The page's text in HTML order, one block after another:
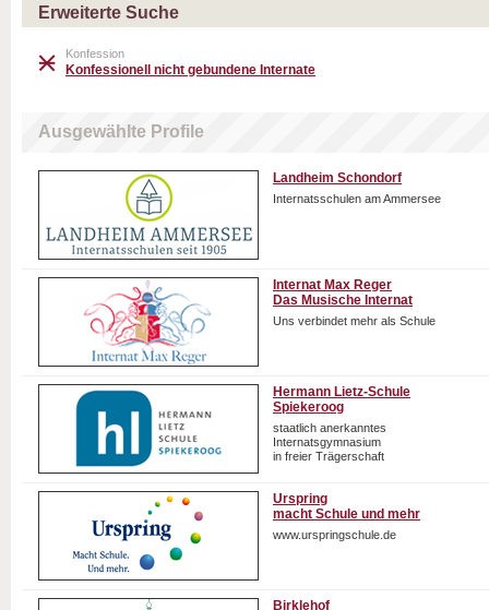
Erweiterte Suche
Konfession
Konfessionell nicht gebundene Internate
Ausgewählte Profile
Landheim Schondorf
Internatsschulen am Ammersee
Internat Max Reger
Das Musische Internat
Uns verbindet mehr als Schule
Hermann Lietz-Schule
Spiekeroog
staatlich anerkanntes
Internatsgymnasium
in freier Trägerschaft
Urspring
macht Schule und mehr
www.urspringschule.de
Birklehof